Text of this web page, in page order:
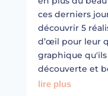
ces derniers
découvrir 5
d’œil pour leur
graphique
découverte et
lire plus